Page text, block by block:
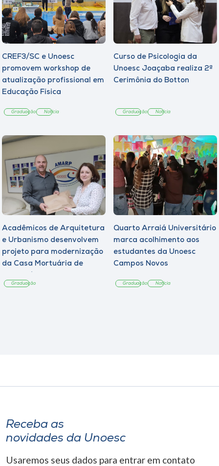
CREF3/SC e Unoesc
promovem workshop de
atualização profissional em
Educação Física
Graduação Notícia
Curso de Psicologia da
Unoesc Joaçaba realiza 2ª
Cerimônia do Botton
Graduação Notícia
Acadêmicos de Arquitetura
e Urbanismo desenvolvem
projeto para modernização
da Casa Mortuária de
Graduação
Quarto Arraiá Universitário
marca acolhimento aos
estudantes da Unoesc
Campos Novos
Graduação Notícia
Receba as
novidades da Unoesc
Usaremos seus dados para entrar em contato